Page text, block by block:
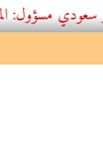
المملكة